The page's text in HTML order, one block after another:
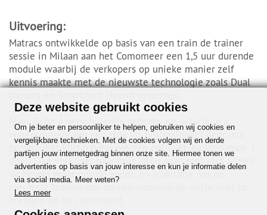
Uitvoering:
Matracs ontwikkelde op basis van een train de trainer
sessie in Milaan aan het Comomeer een 1,5 uur durende
module waarbij de verkopers op unieke manier zelf
kennis maakte met de nieuwste technologie zoals Dual
Maar liefst 4 verschillende oefeningen, waarbij o.a
wateremmers aan een stok tot professioneel gedrukte
borden met klittenband werden gebruikt, hadden maar 1
doel: Elke verkoper naar huis laten gaan met niet alleen
de kennis maar ook de kunde en inspiratie om de
nieuwste technieken op een eenvoudige wijze over te
brengen op de consument.
Deze website gebruikt cookies
Om je beter en persoonlijker te helpen, gebruiken wij cookies en
vergelijkbare technieken. Met de cookies volgen wij en derde
partijen jouw internetgedrag binnen onze site. Hiermee tonen we
advertenties op basis van jouw interesse en kun je informatie delen
via social media. Meer weten?
Lees meer